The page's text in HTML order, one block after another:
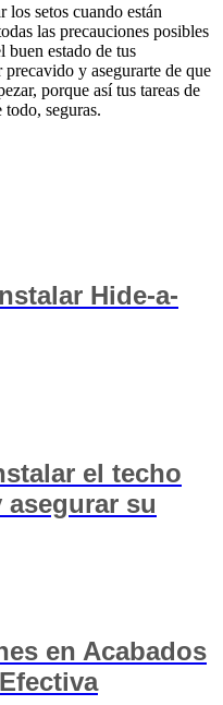
los setos cuando están
las precauciones posibles
buen estado de tus
y asegurarte de que
porque así tus tareas de
todo, seguras.
Hide-a-
el techo
asegurar su
en Acabados